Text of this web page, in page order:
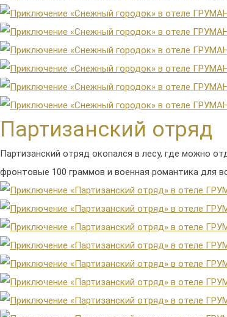
Партизанский отряд
Партизанский отряд окопался в лесу, где можно
фронтовые 100 граммов и военная романтика для